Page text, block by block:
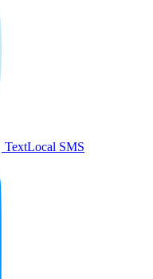
TextLocal SMS